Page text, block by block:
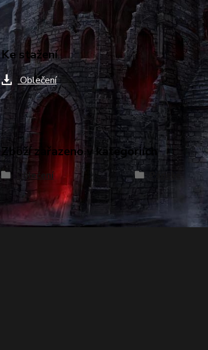
Ke stažení
Oblečení
Zboží zařazeno v kategoriích
Oblečení